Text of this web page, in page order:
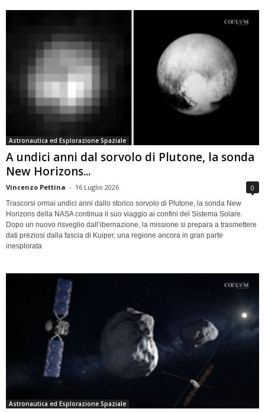
Astronautica ed Esplorazione Spaziale
A undici anni dal sorvolo di Plutone, la sonda
New Horizons...
Vincenzo Pettina - 16 Luglio 2026 0
Trascorsi ormai undici anni dallo storico sorvolo di Plutone, la sonda New
Horizons della NASA continua il suo viaggio ai confini del Sistema Solare.
Dopo un nuovo risveglio dall’ibernazione, la missione si prepara a trasmettere
dati preziosi dalla fascia di Kuiper, una regione ancora in gran parte
inesplorata
Astronautica ed Esplorazione Spaziale